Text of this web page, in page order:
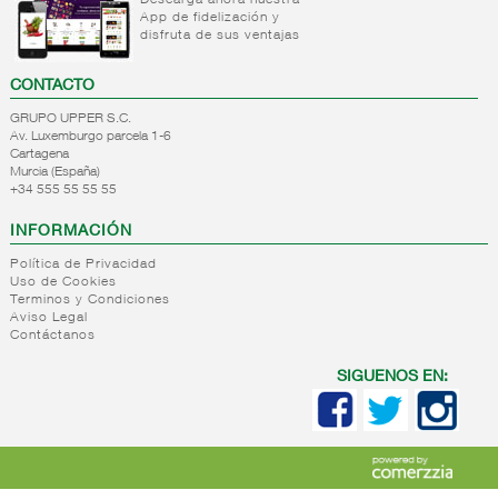
Playa
Camping
deporte
Ropa
Calzado
Ropa
playa
Textil
hogar
Hogar +
Accesorios
hogar
hogar
Manteles
Pegamentos
Pequeño
Tupper
cristal
Bandejas
horno
Juguetes +
Juguetes
Regalo/navidad
Regalo
Navidad
Material
escolar
+
Blocs/libretas
Mochilas
Revistas y
Revistas
y
publicaciones
Automovil +
Automovil
Articulos
sin indice
bazar
+
App de fidelización y
disfruta de sus ventajas
CONTACTO
GRUPO UPPER S.C.
Av. Luxemburgo parcela 1-6
Cartagena
Murcia (España)
+34 555 55 55 55
INFORMACIÓN
Política de Privacidad
Uso de Cookies
Terminos y Condiciones
Aviso Legal
Contáctanos
SIGUENOS EN: